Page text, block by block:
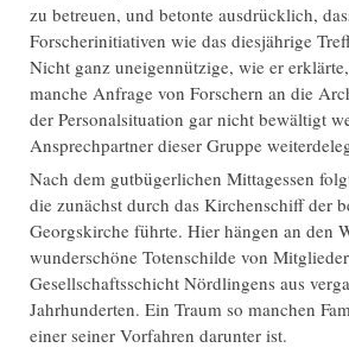
zu betreuen, und betonte ausdrücklich,
Forscherinitiativen wie das diesjährige
Nicht ganz uneigennützige, wie er
manche Anfrage von Forschern an die
der Personalsituation gar nicht bewältigt
Ansprechpartner dieser Gruppe
Nach dem gutbügerlichen Mittagessen
die zunächst durch das Kirchenschiff der
Georgskirche führte. Hier hängen an den
wunderschöne Totenschilde von
Gesellschaftsschicht Nördlingens aus
Jahrhunderten. Ein Traum so manchen
einer seiner Vorfahren darunter ist.